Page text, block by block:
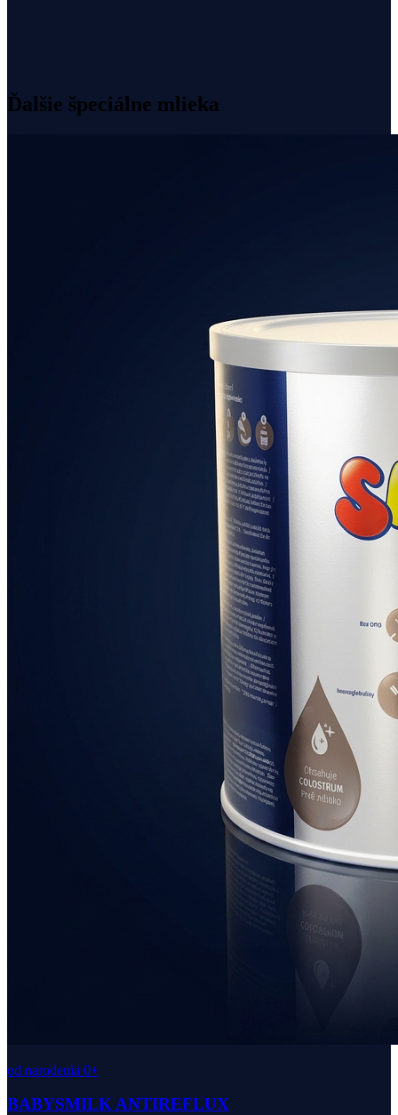
Ďalšie špeciálne mlieka
od narodenia 0+
BABYSMILK ANTIREFLUX